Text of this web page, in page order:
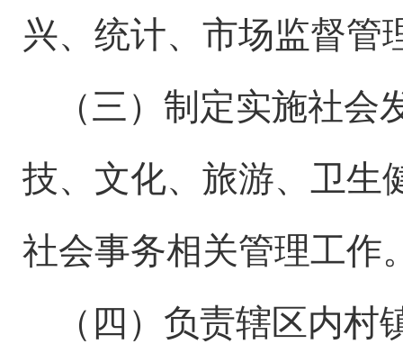
兴、统计、市场监督管
（三）制定实施社
技、文化、旅游、卫生
社会事务相关管理工作
（四）负责辖区内